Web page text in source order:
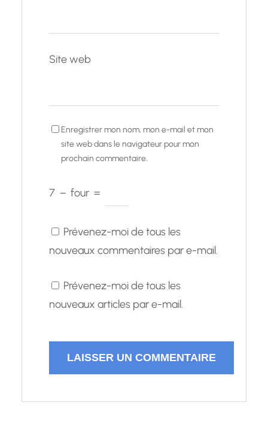
Site web
Enregistrer mon nom, mon e-mail et mon
site web dans le navigateur pour mon
prochain commentaire.
7 − four =
Prévenez-moi de tous les
nouveaux commentaires par e-mail.
Prévenez-moi de tous les
nouveaux articles par e-mail.